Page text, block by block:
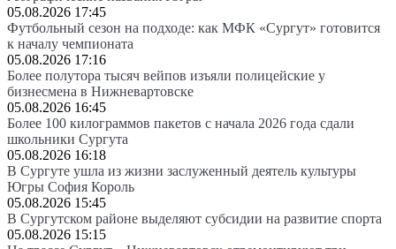
05.08.2026 17:45
Футбольный сезон на подходе: как МФК «Сургут» готовится
к началу чемпионата
05.08.2026 17:16
Более полутора тысяч вейпов изъяли полицейские у
бизнесмена в Нижневартовске
05.08.2026 16:45
Более 100 килограммов пакетов с начала 2026 года сдали
школьники Сургута
05.08.2026 16:18
В Сургуте ушла из жизни заслуженный деятель культуры
Югры София Король
05.08.2026 15:45
В Сургутском районе выделяют субсидии на развитие спорта
05.08.2026 15:15